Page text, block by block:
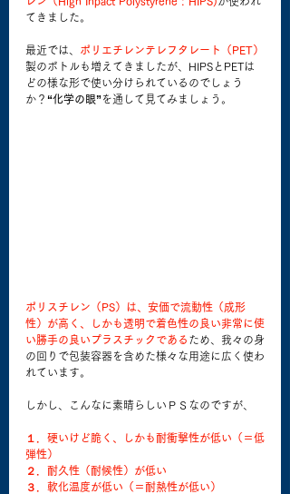
てきました。
最近では、 ポリエチレンテレフタレート（PET）
製のボトルも増えてきましたが、HIPSとPETは
どの様な形で使い分けられているのでしょう
か？ “化学の眼”を通して見てみましょう。
ポリスチレン（PS）は、安価で流動性（成形
性）が高く、しかも透明で着色性の良い非常に使
い勝手の良いプラスチックである ため、我々の身
の回りで包装容器を含めた様々な用途に広く使わ
れています。
しかし、こんなに素晴らしいＰＳなのですが、
１．硬いけど脆く、しかも耐衝撃性が低い（＝低
弾性）
２．耐久性（耐候性）が低い
３．軟化温度が低い（＝耐熱性が低い）